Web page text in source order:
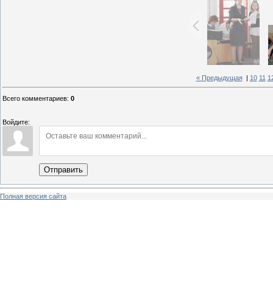
« Предыдущая| 10 11
Всего комментариев: 0
Войдите:
Отправить
Полная версия сайта